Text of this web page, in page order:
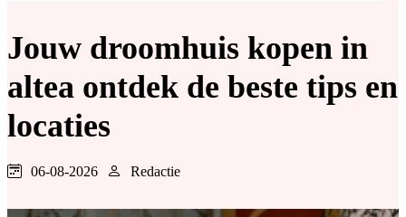
Jouw droomhuis kopen in
altea ontdek de beste tips en
locaties
06-08-2026 Redactie